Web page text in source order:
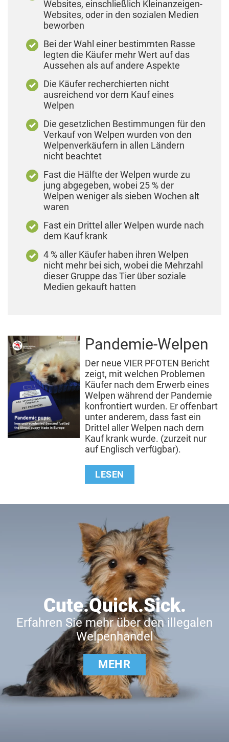
Websites, einschließlich Kleinanzeigen-
Websites, oder in den sozialen Medien
beworben
Bei der Wahl einer bestimmten Rasse
legten die Käufer mehr Wert auf das
Aussehen als auf andere Aspekte
Die Käufer recherchierten nicht
ausreichend vor dem Kauf eines
Welpen
Die gesetzlichen Bestimmungen für den
Verkauf von Welpen wurden von den
Welpenverkäufern in allen Ländern
nicht beachtet
Fast die Hälfte der Welpen wurde zu
jung abgegeben, wobei 25 % der
Welpen weniger als sieben Wochen alt
waren
Fast ein Drittel aller Welpen wurde nach
dem Kauf krank
4 % aller Käufer haben ihren Welpen
nicht mehr bei sich, wobei die Mehrzahl
dieser Gruppe das Tier über soziale
Medien gekauft hatten
Pandemie-Welpen
Der neue VIER PFOTEN Bericht
zeigt, mit welchen Problemen
Käufer nach dem Erwerb eines
Welpen während der Pandemie
konfrontiert wurden. Er offenbart
unter anderem, dass fast ein
Drittel aller Welpen nach dem
Kauf krank wurde. (zurzeit nur
auf Englisch verfügbar).
LESEN
Cute.Quick.Sick.
Erfahren Sie mehr über den illegalen
Welpenhandel
MEHR